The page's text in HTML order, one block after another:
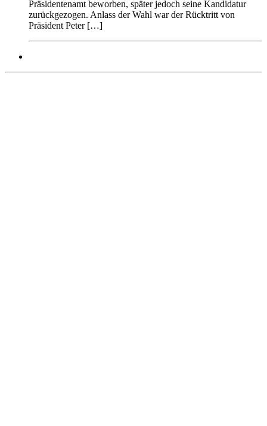
Präsidentenamt beworben, später jedoch seine Kandidatur
zurückgezogen. Anlass der Wahl war der Rücktritt von
Präsident Peter […]